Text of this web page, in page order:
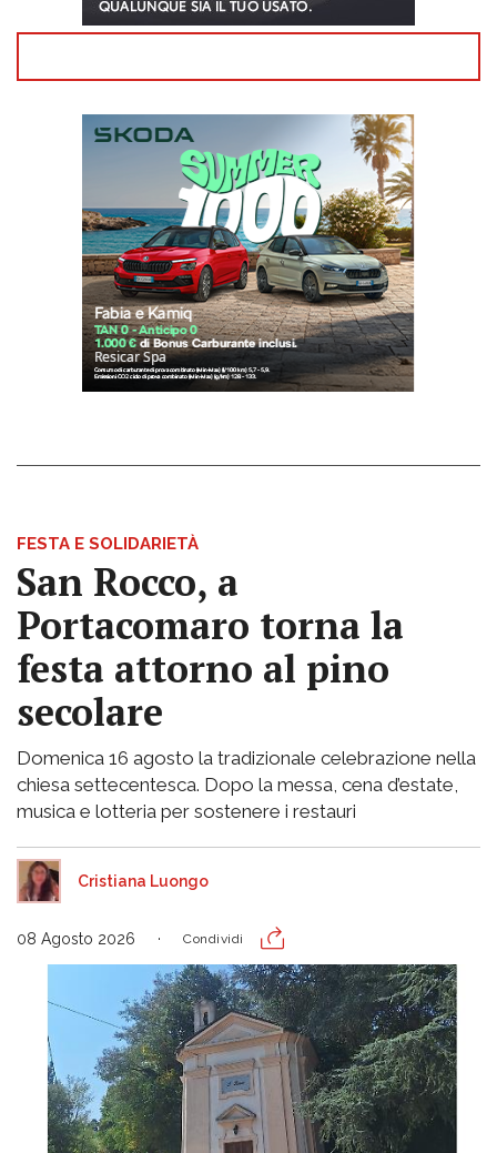
FESTA E SOLIDARIETÀ
San Rocco, a
Portacomaro torna la
festa attorno al pino
secolare
Domenica 16 agosto la tradizionale celebrazione nella
chiesa settecentesca. Dopo la messa, cena d’estate,
musica e lotteria per sostenere i restauri
Cristiana Luongo
08 Agosto 2026 Condividi